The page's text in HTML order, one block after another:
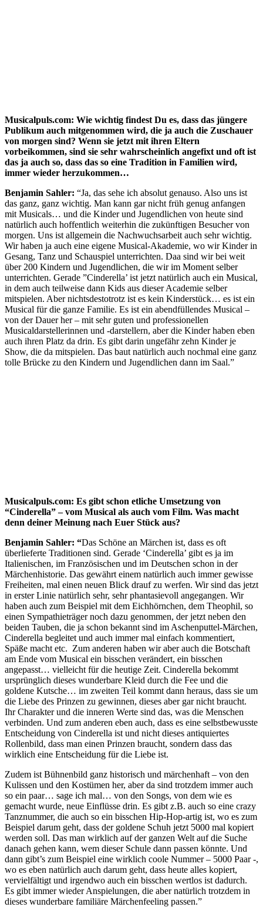
Musicalpuls.com: Wie wichtig findest Du es, dass das jüngere
Publikum auch mitgenommen wird, die ja auch die Zuschauer
von morgen sind? Wenn sie jetzt mit ihren Eltern
vorbeikommen, sind sie sehr wahrscheinlich angefixt und oft ist
das ja auch so, dass das so eine Tradition in Familien wird,
immer wieder herzukommen…
Benjamin Sahler: “Ja, das sehe ich absolut genauso. Also uns ist
das ganz, ganz wichtig. Man kann gar nicht früh genug anfangen
mit Musicals… und die Kinder und Jugendlichen von heute sind
natürlich auch hoffentlich weiterhin die zukünftigen Besucher von
morgen. Uns ist allgemein die Nachwuchsarbeit auch sehr wichtig.
Wir haben ja auch eine eigene Musical-Akademie, wo wir Kinder in
Gesang, Tanz und Schauspiel unterrichten. Daa sind wir bei weit
über 200 Kindern und Jugendlichen, die wir im Moment selber
unterrichten. Gerade ”Cinderella’ ist jetzt natürlich auch ein Musical,
in dem auch teilweise dann Kids aus dieser Academie selber
mitspielen. Aber nichtsdestotrotz ist es kein Kinderstück… es ist ein
Musical für die ganze Familie. Es ist ein abendfüllendes Musical –
von der Dauer her – mit sehr guten und professionellen
Musicaldarstellerinnen und -darstellern, aber die Kinder haben eben
auch ihren Platz da drin. Es gibt darin ungefähr zehn Kinder je
Show, die da mitspielen. Das baut natürlich auch nochmal eine ganz
tolle Brücke zu den Kindern und Jugendlichen dann im Saal.”
Musicalpuls.com: Es gibt schon etliche Umsetzung von
“Cinderella” – vom Musical als auch vom Film. Was macht
denn deiner Meinung nach Euer Stück aus?
Benjamin Sahler: “Das Schöne an Märchen ist, dass es oft
überlieferte Traditionen sind. Gerade ‘Cinderella’ gibt es ja im
Italienischen, im Französischen und im Deutschen schon in der
Märchenhistorie. Das gewährt einem natürlich auch immer gewisse
Freiheiten, mal einen neuen Blick drauf zu werfen. Wir sind das jetzt
in erster Linie natürlich sehr, sehr phantasievoll angegangen. Wir
haben auch zum Beispiel mit dem Eichhörnchen, dem Theophil, so
einen Sympathieträger noch dazu genommen, der jetzt neben den
beiden Tauben, die ja schon bekannt sind im Aschenputtel-Märchen,
Cinderella begleitet und auch immer mal einfach kommentiert,
Späße macht etc. Zum anderen haben wir aber auch die Botschaft
am Ende vom Musical ein bisschen verändert, ein bisschen
angepasst… vielleicht für die heutige Zeit. Cinderella bekommt
ursprünglich dieses wunderbare Kleid durch die Fee und die
goldene Kutsche… im zweiten Teil kommt dann heraus, dass sie um
die Liebe des Prinzen zu gewinnen, dieses aber gar nicht braucht.
Ihr Charakter und die inneren Werte sind das, was die Menschen
verbinden. Und zum anderen eben auch, dass es eine selbstbewusste
Entscheidung von Cinderella ist und nicht dieses antiquiertes
Rollenbild, dass man einen Prinzen braucht, sondern dass das
wirklich eine Entscheidung für die Liebe ist.
Zudem ist Bühnenbild ganz historisch und märchenhaft – von den
Kulissen und den Kostümen her, aber da sind trotzdem immer auch
so ein paar… sage ich mal… von den Songs, von dem wie es
gemacht wurde, neue Einflüsse drin. Es gibt z.B. auch so eine crazy
Tanznummer, die auch so ein bisschen Hip-Hop-artig ist, wo es zum
Beispiel darum geht, dass der goldene Schuh jetzt 5000 mal kopiert
werden soll. Das man wirklich auf der ganzen Welt auf die Suche
danach gehen kann, wem dieser Schule dann passen könnte. Und
dann gibt’s zum Beispiel eine wirklich coole Nummer – 5000 Paar -,
wo es eben natürlich auch darum geht, dass heute alles kopiert,
vervielfältigt und irgendwo auch ein bisschen wertlos ist dadurch.
Es gibt immer wieder Anspielungen, die aber natürlich trotzdem in
dieses wunderbare familiäre Märchenfeeling passen.”